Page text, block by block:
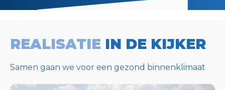
REALISATIE IN DE KIJKER
Samen gaan we voor een gezond binnenklimaat